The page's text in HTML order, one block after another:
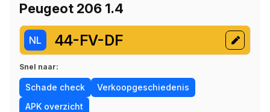
Peugeot 206 1.4
NL 44-FV-DF
Snel naar:
Schade check
Verkoopgeschiedenis
APK overzicht